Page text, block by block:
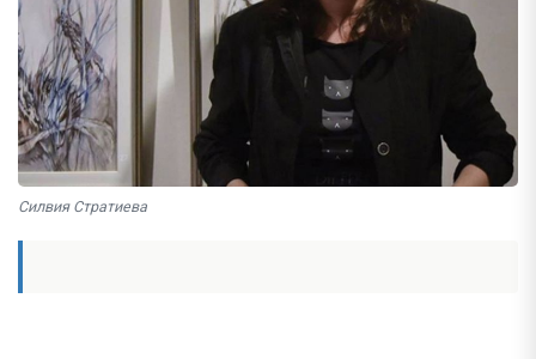
Силвия Стратиева